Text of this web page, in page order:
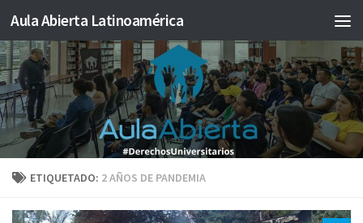
Saltar al contenido
Aula Abierta Latinoamérica
ETIQUETADO: 2 AÑOS DE PANDEMIA